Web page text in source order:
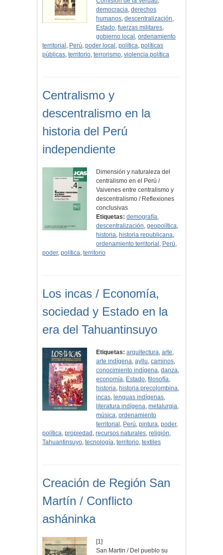
democracia,derechos
humanos,descentralización,
Estado,fuerzas militares,
gobierno local ,ordenamiento
territorial , Perú, poder local , política, políticas
públicas, territorio, terrorismo, violencia política
Centralismo y
descentralismo en la
historia del Perú
independiente
Dimensión y naturaleza del
centralismo en el Perú /
Vaivenes entre centralismo y
descentralismo / Reflexiones
conclusivas
Etiquetas: demografía,
descentralización,geopolítica,
historia, historia republicana,
ordenamiento territorial , Perú,
poder, política, territorio
Los incas / Economía,
sociedad y Estado en la
era del Tahuantinsuyo
Etiquetas: arquitectura,arte,
arte indígena,ayllu,caminos,
conocimiento indígena,danza,
economía, Estado,filosofía,
historia, historia precolombina,
incas, lenguas indígenas,
literatura indígena,metalurgia,
música,ordenamiento
territorial , Perú,pintura,poder,
política, propiedad , recursos naturales, religión,
Tahuantinsuyo, tecnología, territorio, textiles
Creación de Región San
Martín / Conflicto
asháninka
[1]
San Martin / Del pueblo su